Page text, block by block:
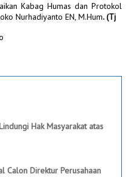
Kabag Humas dan Protokol
Nurhadiyanto EN, M.Hum. (Tj
Hak Masyarakat atas
Calon Direktur Perusahaan